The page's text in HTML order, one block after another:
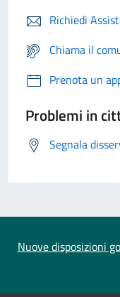
Richiedi
Chiama il
Prenota un
Problemi in
Segnala
Nuove disposizioni